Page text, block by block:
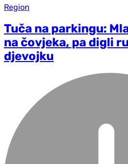
Region
Tuča na parkingu:
na čovjeka, pa digli
djevojku